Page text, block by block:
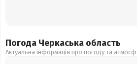
Погода Черкаська область
Актуальна інформація про погоду та